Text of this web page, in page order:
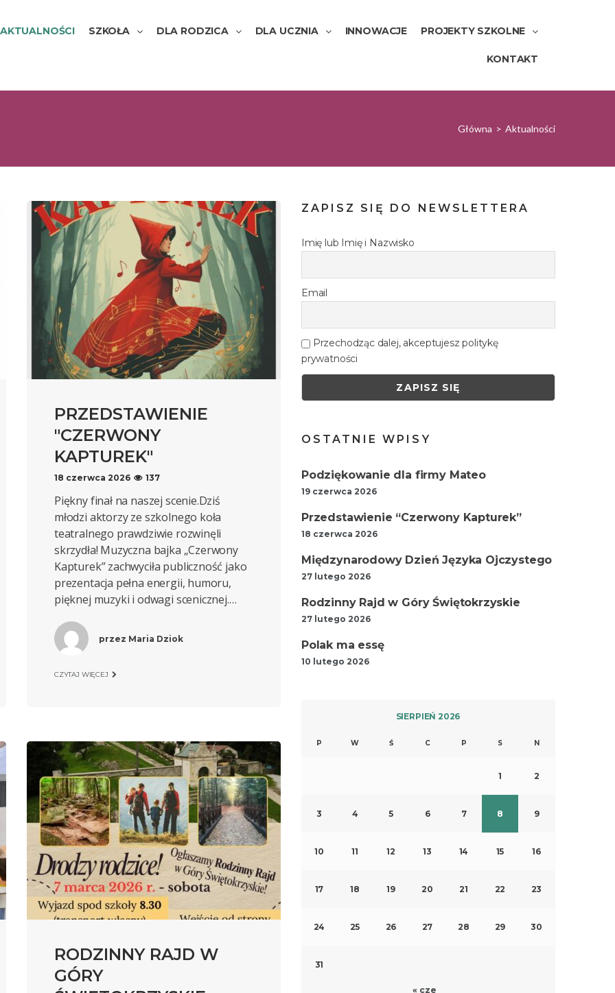
AKTUALNOŚCI SZKOŁA DLA RODZICA DLA UCZNIA INNOWACJE PROJEKTY SZKOLNE
KONTAKT
Główna > Aktualności
PRZEDSTAWIENIE
"CZERWONY
KAPTUREK"
18 czerwca 2026 137
Piękny finał na naszej scenie.Dziś
młodzi aktorzy ze szkolnego koła
teatralnego prawdziwie rozwinęli
skrzydła! Muzyczna bajka „Czerwony
Kapturek” zachwyciła publiczność jako
prezentacja pełna energii, humoru,
pięknej muzyki i odwagi scenicznej.…
przez Maria Dziok
CZYTAJ WIĘCEJ
RODZINNY RAJD W
GÓRY
ZAPISZ SIĘ DO NEWSLETTERA
Imię lub Imię i Nazwisko
Email
Przechodząc dalej, akceptujesz politykę
prywatności
OSTATNIE WPISY
Podziękowanie dla firmy Mateo
19 czerwca 2026
Przedstawienie “Czerwony Kapturek”
18 czerwca 2026
Międzynarodowy Dzień Języka Ojczystego
27 lutego 2026
Rodzinny Rajd w Góry Świętokrzyskie
27 lutego 2026
Polak ma essę
10 lutego 2026
SIERPIEŃ 2026
P W Ś C P S N
1 2
3 4 5 6 7 8 9
10 11 12 13 14 15 16
17 18 19 20 21 22 23
24 25 26 27 28 29 30
31
« cze